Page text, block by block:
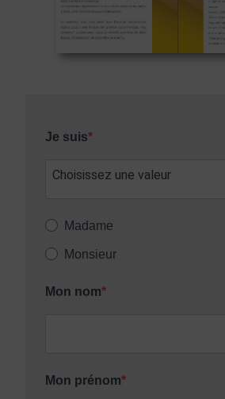
Je suis
Madame
Monsieur
Mon nom
Mon prénom